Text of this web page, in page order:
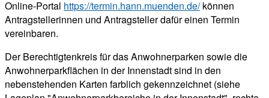
Online-Portal https://termin.hann.muenden.de/können
Antragstellerinnen und Antragsteller dafür einen Termin
vereinbaren.
Der Berechtigtenkreis für das Anwohnerparken sowie die
Anwohnerparkflächen in der Innenstadt sind in den
nebenstehenden Karten farblich gekennzeichnet (siehe